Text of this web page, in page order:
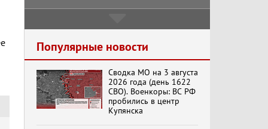
кооператор
Хук слева:
«Додоговаривались...»
(11.06.2026)
Популярные новости
Сводка МО на 3 августа
2026 года (день 1622
СВО). Военкоры: ВС РФ
пробились в центр
Купянска